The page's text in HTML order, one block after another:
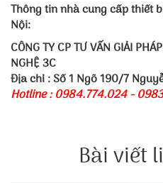
Thông tin nhà cung cấp thiết
Nội:
CÔNG TY CP TƯ VẤN GIẢI
NGHỆ 3C
Địa chỉ : Số 1 Ngõ 190/7
Hotline : 0984.774.024 -
Bài viết